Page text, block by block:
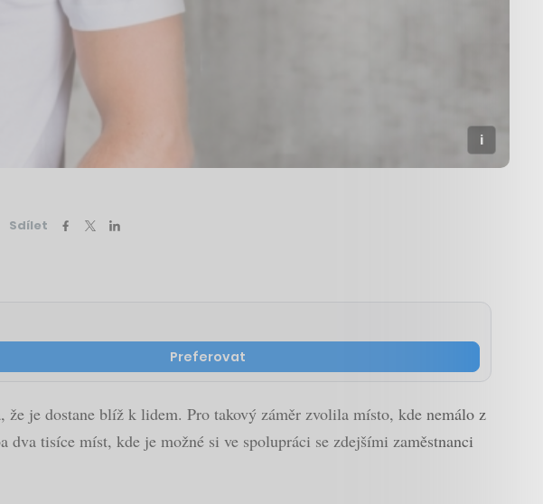
Sdílet
Preferovat
je dostane blíž k lidem. Pro takový záměr zvolila místo, kde nemálo z
tisíce míst, kde je možné si ve spolupráci se zdejšími zaměstnanci